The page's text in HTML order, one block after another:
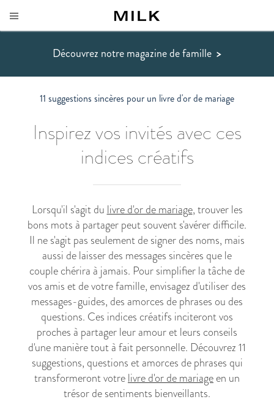
Découvrez notre magazine de famille >
11 suggestions sincères pour un livre d'or de mariage
Inspirez vos invités avec ces
indices créatifs
Lorsqu'il s'agit du livre d'or de mariage, trouver les
bons mots à partager peut souvent s'avérer difficile.
Il ne s'agit pas seulement de signer des noms, mais
aussi de laisser des messages sincères que le
couple chérira à jamais. Pour simplifier la tâche de
vos amis et de votre famille, envisagez d'utiliser des
messages-guides, des amorces de phrases ou des
questions. Ces indices créatifs inciteront vos
proches à partager leur amour et leurs conseils
d'une manière tout à fait personnelle. Découvrez 11
suggestions, questions et amorces de phrases qui
transformeront votrelivre d'or de mariageen un
trésor de sentiments bienveillants.